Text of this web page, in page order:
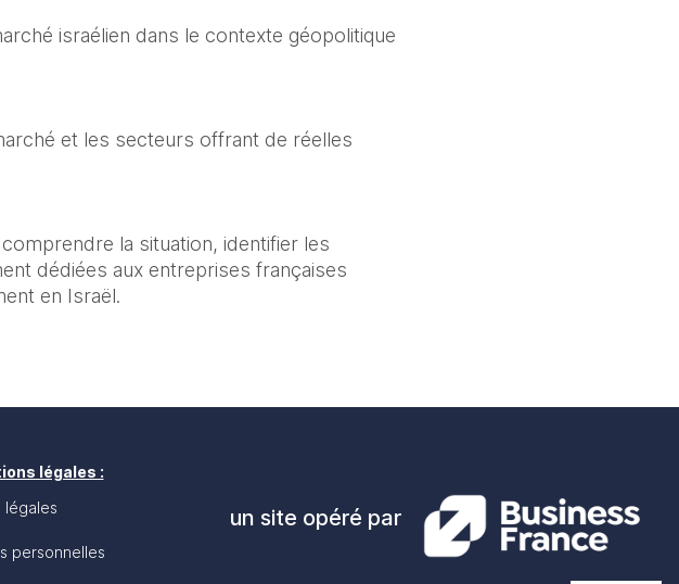
israélien dans le contexte géopolitique
et les secteurs offrant de réelles
la situation, identifier les
dédiées aux entreprises françaises
en Israël.
légales :
légales
personnelles
un site opéré par